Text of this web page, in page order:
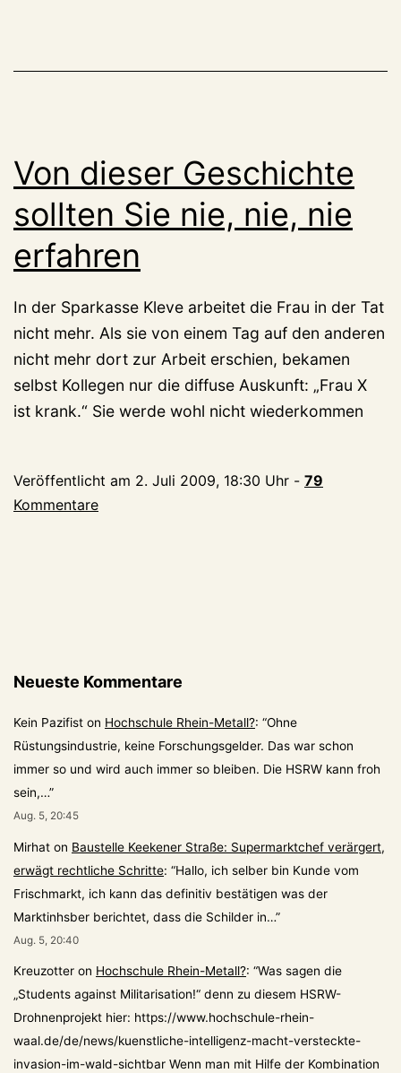
Von dieser Geschichte
sollten Sie nie, nie, nie
erfahren
In der Sparkasse Kleve arbeitet die Frau in der Tat
nicht mehr. Als sie von einem Tag auf den anderen
nicht mehr dort zur Arbeit erschien, bekamen
selbst Kollegen nur die diffuse Auskunft: „Frau X
ist krank.“ Sie werde wohl nicht wiederkommen
Veröffentlicht am 2. Juli 2009, 18:30 Uhr - 79
Kommentare
Neueste Kommentare
Kein Pazifist on Hochschule Rhein-Metall?: “Ohne
Rüstungsindustrie, keine Forschungsgelder. Das war schon
immer so und wird auch immer so bleiben. Die HSRW kann froh
sein,…”
Aug. 5, 20:45
Mirhat on Baustelle Keekener Straße: Supermarktchef verärgert,
erwägt rechtliche Schritte: “Hallo, ich selber bin Kunde vom
Frischmarkt, ich kann das definitiv bestätigen was der
Marktinhsber berichtet, dass die Schilder in…”
Aug. 5, 20:40
Kreuzotter on Hochschule Rhein-Metall?: “Was sagen die
„Students against Militarisation!“ denn zu diesem HSRW-
Drohnenprojekt hier: https://www.hochschule-rhein-
waal.de/de/news/kuenstliche-intelligenz-macht-versteckte-
invasion-im-wald-sichtbar Wenn man mit Hilfe der Kombination